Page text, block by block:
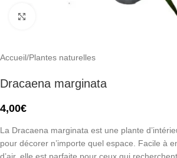
Accueil/Plantes naturelles
Dracaena marginata
4,00€
La Dracaena marginata est une plante
pour décorer n’importe quel espace. Facile à